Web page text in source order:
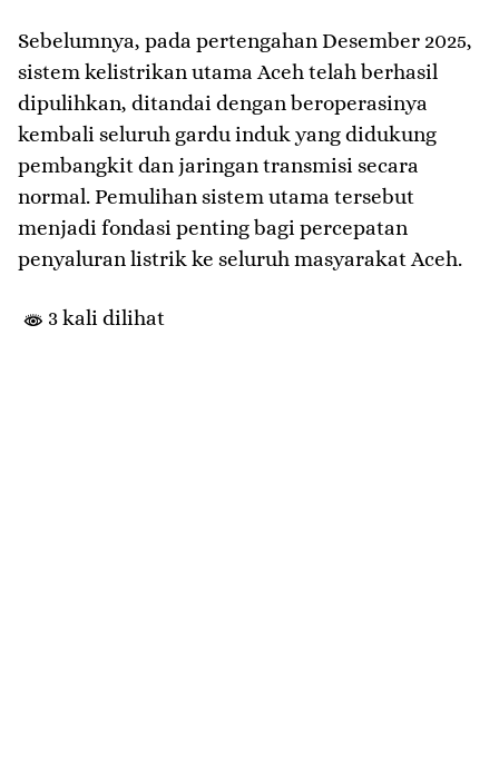
Sebelumnya, pada pertengahan Desember 2025,
sistem kelistrikan utama Aceh telah berhasil
dipulihkan, ditandai dengan beroperasinya
kembali seluruh gardu induk yang didukung
pembangkit dan jaringan transmisi secara
normal. Pemulihan sistem utama tersebut
menjadi fondasi penting bagi percepatan
penyaluran listrik ke seluruh masyarakat Aceh.
3 kali dilihat